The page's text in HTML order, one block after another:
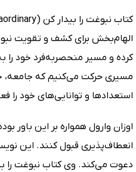
الهام‌بخش برای کشف و تقویت
مسیری حرکت می‌کنیم که جامعه،
استعدادها و توانایی‌های خود را
اوزان وارول همواره بر این
انعطاف‌پذیری قبول کنند. این
دعوت می‌کند. وی کتاب نبوغت را